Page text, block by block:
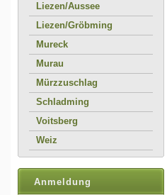
Liezen/Aussee
Liezen/Gröbming
Mureck
Murau
Mürzzuschlag
Schladming
Voitsberg
Weiz
Anmeldung